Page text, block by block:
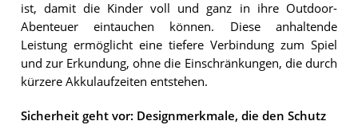
ist, damit die Kinder voll und ganz in ihre Outdoor-
Abenteuer eintauchen können. Diese anhaltende
Leistung ermöglicht eine tiefere Verbindung zum Spiel
und zur Erkundung, ohne die Einschränkungen, die durch
kürzere Akkulaufzeiten entstehen.
Sicherheit geht vor: Designmerkmale, die den Schutz